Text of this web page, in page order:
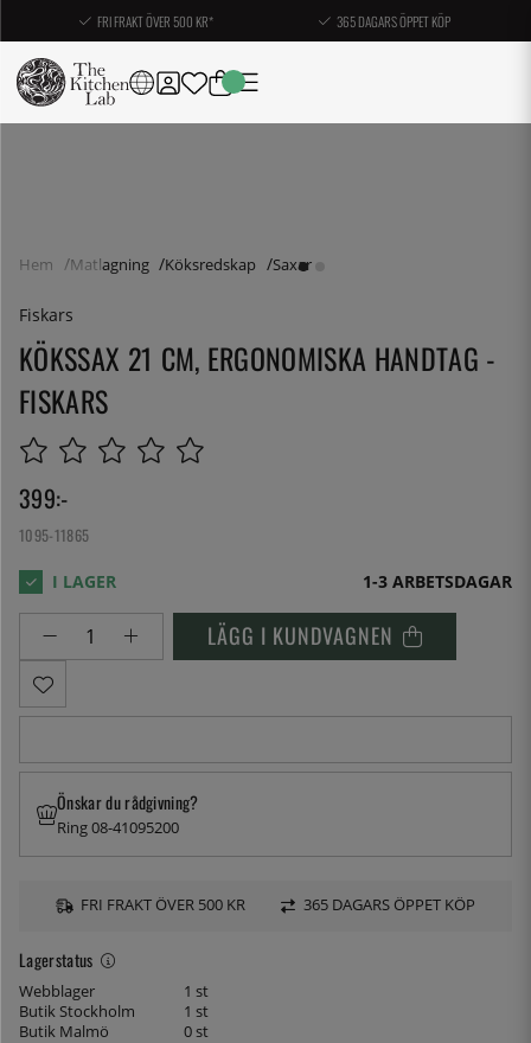
FRI FRAKT ÖVER 500 KR* 365 DAGARS ÖPPET KÖP
Hem Matlagning Köksredskap Saxar
Fiskars
KÖKSSAX 21 CM, ERGONOMISKA HANDTAG -
FISKARS
399:-
1095-11865
1-3 ARBETSDAGAR
LÄGG I KUNDVAGNEN
Lagerstatus
Webblager
1 st
Butik Stockholm
1 st
Butik Malmö
0 st
Önskar du rådgivning?
Ring 08-41095200
FRI FRAKT ÖVER 500 KR 365 DAGARS ÖPPET KÖP